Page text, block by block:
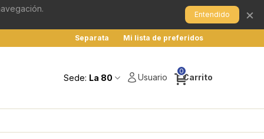
Entendido ×
Separata Mi lista de preferidos
Sede: La 80 Usuario
0
Carrito